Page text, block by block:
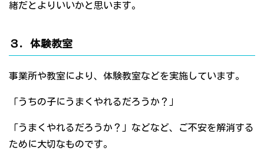
緒だとよりいいかと思います。
３．体験教室
事業所や教室により、体験教室などを実施しています。
「うちの子にうまくやれるだろうか？」
「うまくやれるだろうか？」などなど、ご不安を解消する
ために大切なものです。